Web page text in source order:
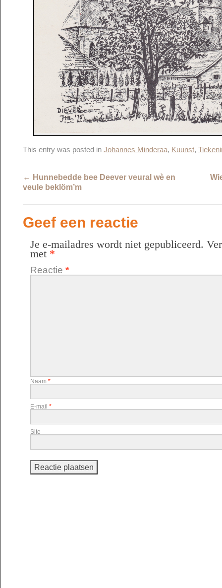
This entry was posted in Johannes Minderaa, Kuunst,
← Hunnebedde bee Deever veural wè en
veule beklöm’m
Geef een reactie
Je e-mailadres wordt niet gepubliceerd.
met *
Reactie *
Naam *
E-mail *
Site